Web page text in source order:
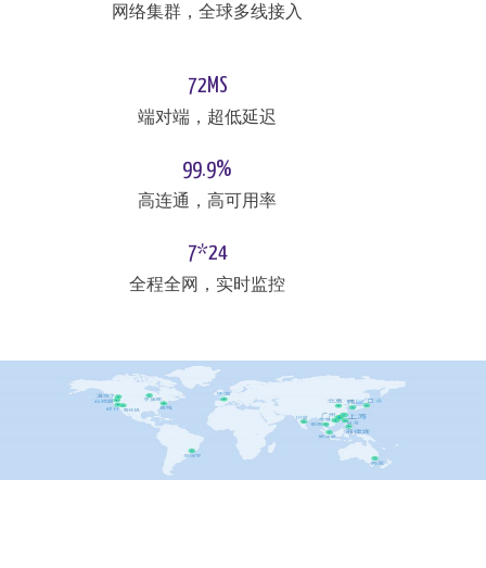
网络集群，全球多线接入
72MS
端对端，超低延迟
99.9%
高连通，高可用率
7*24
全程全网，实时监控